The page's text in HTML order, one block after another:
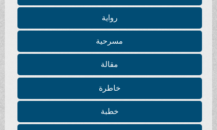
رواية
مسرحية
مقالة
خاطرة
خطبة